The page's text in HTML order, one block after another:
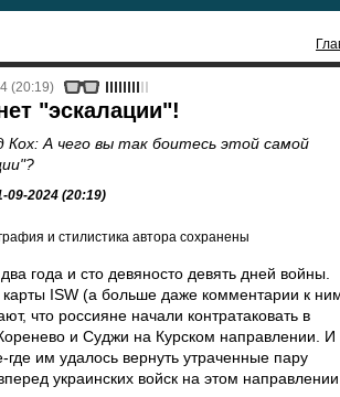
(20:19)
"эскалации"!
Кох: А чего вы так боитесь этой самой
09-2024 (20:19)
и стилистика автора сохранены
года и сто девяносто девять дней войны.
карты ISW (а больше даже комментарии к
что россияне начали контратаковать в
и Суджи на Курском направлении. И
где им удалось вернуть утраченные пару
украинских войск на этом направлении